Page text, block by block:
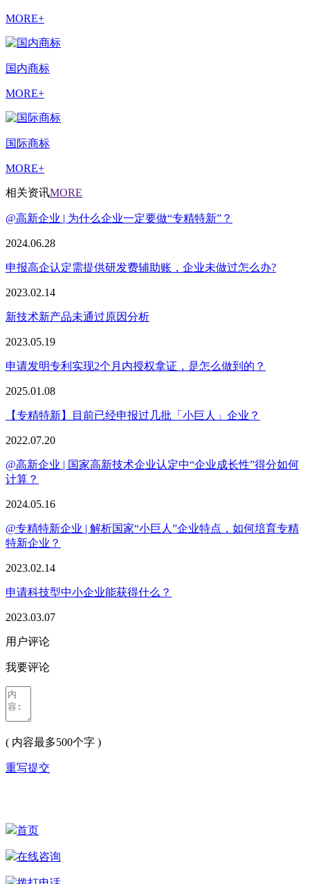
MORE+
国内商标
MORE+
国际商标
MORE+
相关资讯MORE
@高新企业 | 为什么企业一定要做“专精特新”？
2024.06.28
申报高企认定需提供研发费辅助账，企业未做过怎么办?
2023.02.14
新技术新产品未通过原因分析
2023.05.19
申请发明专利实现2个月内授权拿证，是怎么做到的？
2025.01.08
【专精特新】目前已经申报过几批「小巨人」企业？
2022.07.20
@高新企业 | 国家高新技术企业认定中“企业成长性”得分如何
计算？
2024.05.16
@专精特新企业 | 解析国家“小巨人”企业特点，如何培育专精
特新企业？
2023.02.14
申请科技型中小企业能获得什么？
2023.03.07
用户评论
我要评论
( 内容最多500个字 )
重写提交
首页
在线咨询